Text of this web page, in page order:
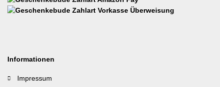
Informationen
Impressum